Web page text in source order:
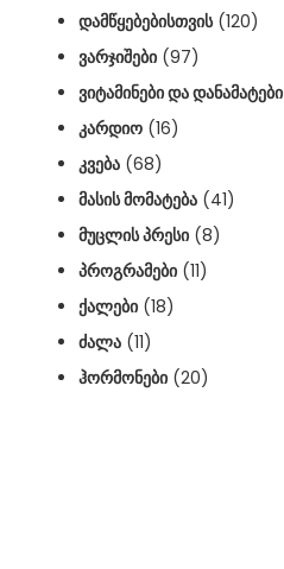
ᲓᲐᲛᲬᲧᲔᲑᲔᲑᲘᲡᲗᲕᲘᲡ(120)
ᲕᲐᲠᲯᲘᲨᲔᲑᲘ (97)
ᲕᲘᲢᲐᲛᲘᲜᲔᲑᲘ ᲓᲐ ᲓᲐᲜᲐᲛᲐᲢᲔᲑᲘ
ᲙᲐᲠᲓᲘᲝ (16)
ᲙᲕᲔᲑᲐ (68)
ᲛᲐᲡᲘᲡ ᲛᲝᲛᲐᲢᲔᲑᲐ (41)
ᲛᲣᲪᲚᲘᲡ ᲞᲠᲔᲡᲘ (8)
ᲞᲠᲝᲒᲠᲐᲛᲔᲑᲘ (11)
ᲥᲐᲚᲔᲑᲘ (18)
ᲫᲐᲚᲐ (11)
ᲰᲝᲠᲛᲝᲜᲔᲑᲘ (20)